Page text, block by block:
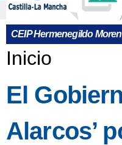
CEIP Hermenegildo
Se encuentra
Inicio
El
Alarcos’